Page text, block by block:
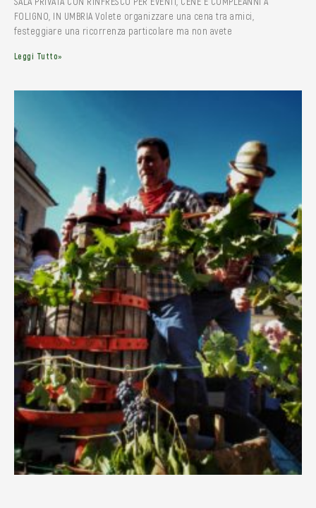
FOLIGNO, IN UMBRIA Volete organizzare una cena tra amici,
festeggiare una ricorrenza particolare ma non avete
Leggi Tutto»